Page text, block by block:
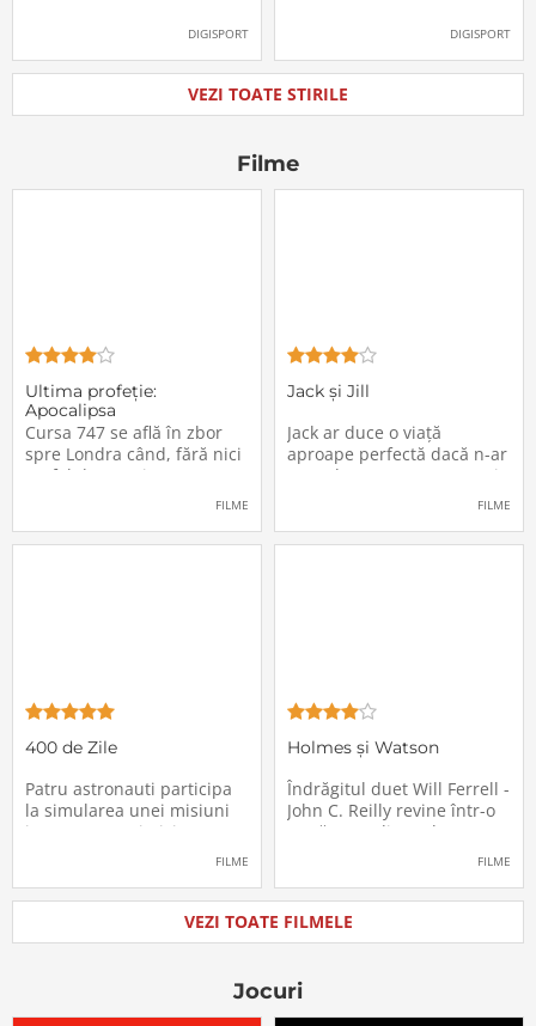
DIGISPORT DIGISPORT
VEZI TOATE STIRILE
Filme
Ultima profeţie:
Apocalipsa
Cursa 747 se află în zbor
spre Londra când, fără nici
un fel de avertisment,
pasagerii încep să dispară
locurile lor. Teroarea și
FILME
Jack și Jill
Jack ar duce o viață
aproape perfectă dacă n-ar
avea de suportat o excepție
sărbători - sora lui
FILME
400 de Zile
Patru astronauti participa
la simularea unei misiuni
in care sunt trimisi pe o
psihologice pe care le are
calatoria in spatiu. Starea
mentala a astronautilor
FILME
Holmes și Watson
Îndrăgitul duet Will Ferrell -
John C. Reilly revine într-o
nouă comedie: Holmes &
Watson, povestea super-
Holmes și a asistentului
său, dr. Watson, inspirată
de romanul best-seller al
De data
FILME
VEZI TOATE FILMELE
Jocuri